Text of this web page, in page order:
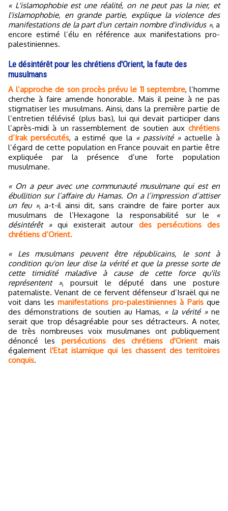
« L'islamophobie est une réalité, on ne peut pas la nier, et
l'islamophobie, en grande partie, explique la violence des
manifestations de la part d'un certain nombre d'individus », a
encore estimé l’élu en référence aux manifestations pro-
palestiniennes.
Le désintérêt pour les chrétiens d'Orient, la faute des
musulmans
A l’approche de son procès prévu le 11 septembre, l’homme
cherche à faire amende honorable. Mais il peine à ne pas
stigmatiser les musulmans. Ainsi, dans la première partie de
l’entretien télévisé (plus bas), lui qui devait participer dans
l’après-midi à un rassemblement de soutien aux chrétiens
d’Irak persécutés, a estimé que la « passivité »actuelle à
l’égard de cette population en France pouvait en partie être
expliquée par la présence d’une forte population
musulmane.
« On a peur avec une communauté musulmane qui est en
ébullition sur l’affaire du Hamas. On a l’impression d’attiser
un feu », a-t-il ainsi dit, sans craindre de faire porter aux
musulmans de l’Hexagone la responsabilité sur le
«
désintérêt »qui existerait autourdes persécutions des
chrétiens d’Orient.
« Les musulmans peuvent être républicains, le sont à
condition qu'on leur dise la vérité et que la presse sorte de
cette timidité maladive à cause de cette force qu'ils
représentent », poursuit le député dans une posture
paternaliste. Venant de ce fervent défenseur d’Israël qui ne
voit dans lesmanifestations pro-palestiniennes à Parisque
des démonstrations de soutien au Hamas, « la vérité »ne
serait que trop désagréable pour ses détracteurs. A noter,
de très nombreuses voix musulmanes ont publiquement
dénoncé les persécutions des chrétiens d'Orient mais
égalementl'Etat islamique qui les chassent des territoires
conquis.